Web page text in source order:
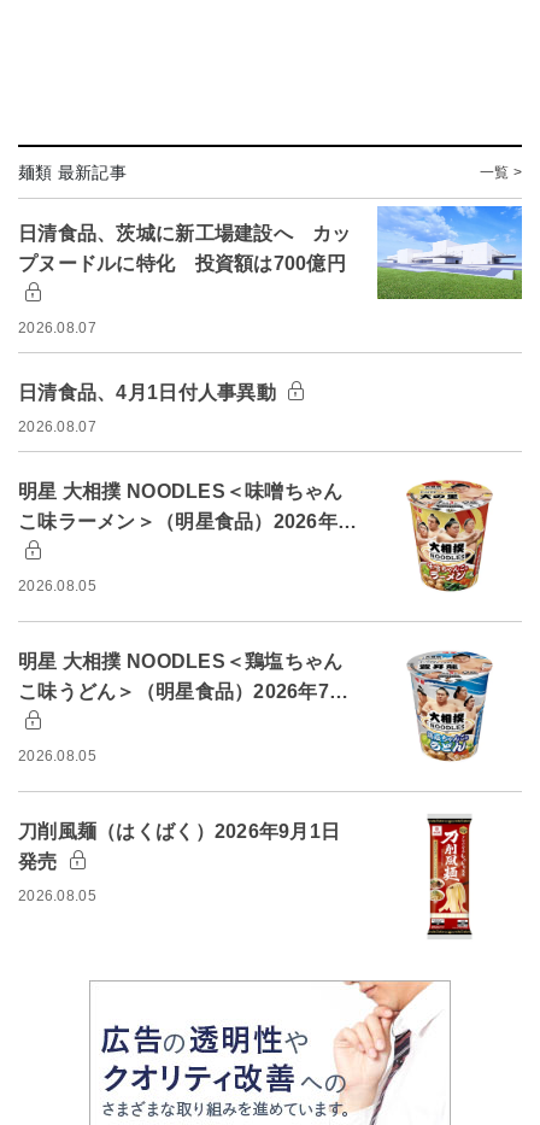
麺類 最新記事 一覧 >
日清食品、茨城に新工場建設へ カッ
プヌードルに特化 投資額は700億円
2026.08.07
日清食品、4月1日付人事異動
2026.08.07
明星 大相撲 NOODLES＜味噌ちゃん
こ味ラーメン＞（明星食品）2026年…
2026.08.05
明星 大相撲 NOODLES＜鶏塩ちゃん
こ味うどん＞（明星食品）2026年7…
2026.08.05
刀削風麺（はくばく）2026年9月1日
発売
2026.08.05